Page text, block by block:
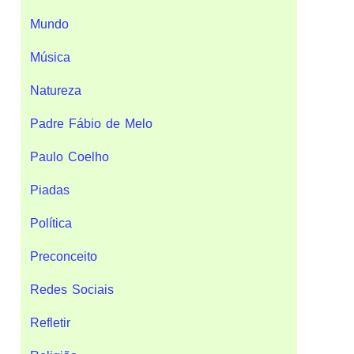
Mundo
Música
Natureza
Padre Fábio de Melo
Paulo Coelho
Piadas
Política
Preconceito
Redes Sociais
Refletir